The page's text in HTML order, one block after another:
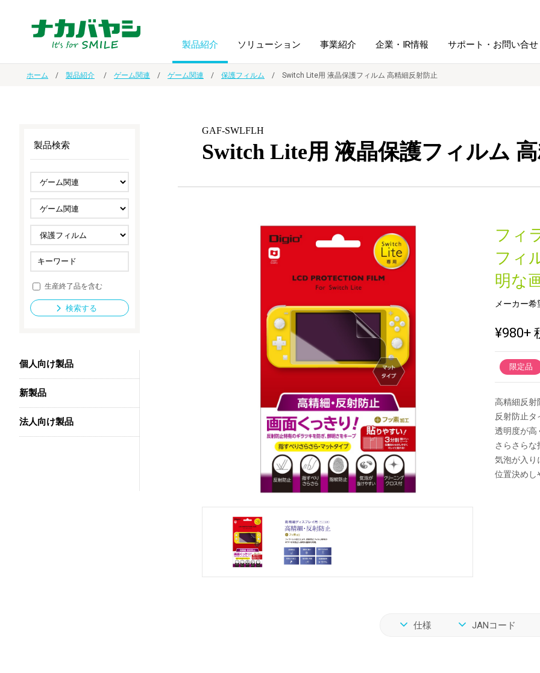
製品紹介
ノート・紙製品
ファイル・
ホルダー用品
スマートフォン・
タブレット関連
防災・
セキュリティ用品
デジタル文具
法人向け製品 新製品一覧
ソリューション
オーダー手帳・ノベルティ制作 学校ソリューション
ドキュメントスキャニングサービス
導入事例
事業紹介 企業・IR情報
IR情報 沿革
サステナビリティ
サポート・お問い合せ
ホーム 製品紹介 ゲーム関連 ゲーム関連 保護フィルム Switch Lite用 液晶保護フィルム 高精細反射防止
GAF-SWLFLH
Switch Lite用 液晶保護フィルム
フィ
フィ
明な
メーカー
¥980+
限定品
高精細反射
反射防止
透明度が高
さらさら
気泡が入り
位置決めし
仕様 JANコード
製品検索
生産終了品を含む
検索する
個人向け製品
新製品
法人向け製品